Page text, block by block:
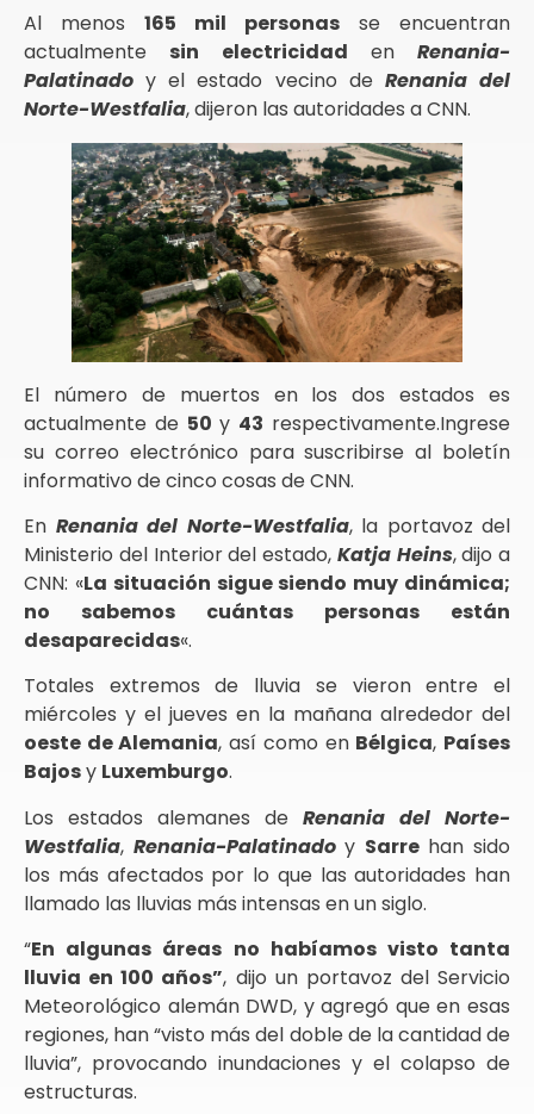
Al menos 165 mil personas se encuentran
actualmente sin electricidad en Renania-
Palatinado y el estado vecino de Renania del
Norte-Westfalia, dijeron las autoridades a CNN.
El número de muertos en los dos estados es
actualmente de 50 y 43 respectivamente.Ingrese
su correo electrónico para suscribirse al boletín
informativo de cinco cosas de CNN.
En Renania del Norte-Westfalia, la portavoz del
Ministerio del Interior del estado, Katja Heins, dijo a
CNN: «La situación sigue siendo muy dinámica;
no sabemos cuántas personas están
desaparecidas«.
Totales extremos de lluvia se vieron entre el
miércoles y el jueves en la mañana alrededor del
oeste de Alemania, así como en Bélgica, Países
Bajosy Luxemburgo.
Los estados alemanes de Renania del Norte-
Westfalia, Renania-Palatinadoy Sarrehan sido
los más afectados por lo que las autoridades han
llamado las lluvias más intensas en un siglo.
“En algunas áreas no habíamos visto tanta
lluvia en 100 años”, dijo un portavoz del Servicio
Meteorológico alemán DWD, y agregó que en esas
regiones, han “visto más del doble de la cantidad de
lluvia”, provocando inundaciones y el colapso de
estructuras.